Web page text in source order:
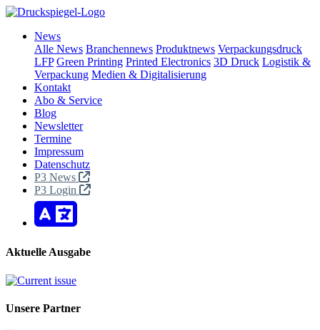
News
Alle News Branchennews Produktnews Verpackungsdruck
LFP Green Printing Printed Electronics 3D Druck Logistik &
Verpackung Medien & Digitalisierung
Kontakt
Abo & Service
Blog
Newsletter
Termine
Impressum
Datenschutz
P3 News
P3 Login
Aktuelle Ausgabe
Unsere Partner